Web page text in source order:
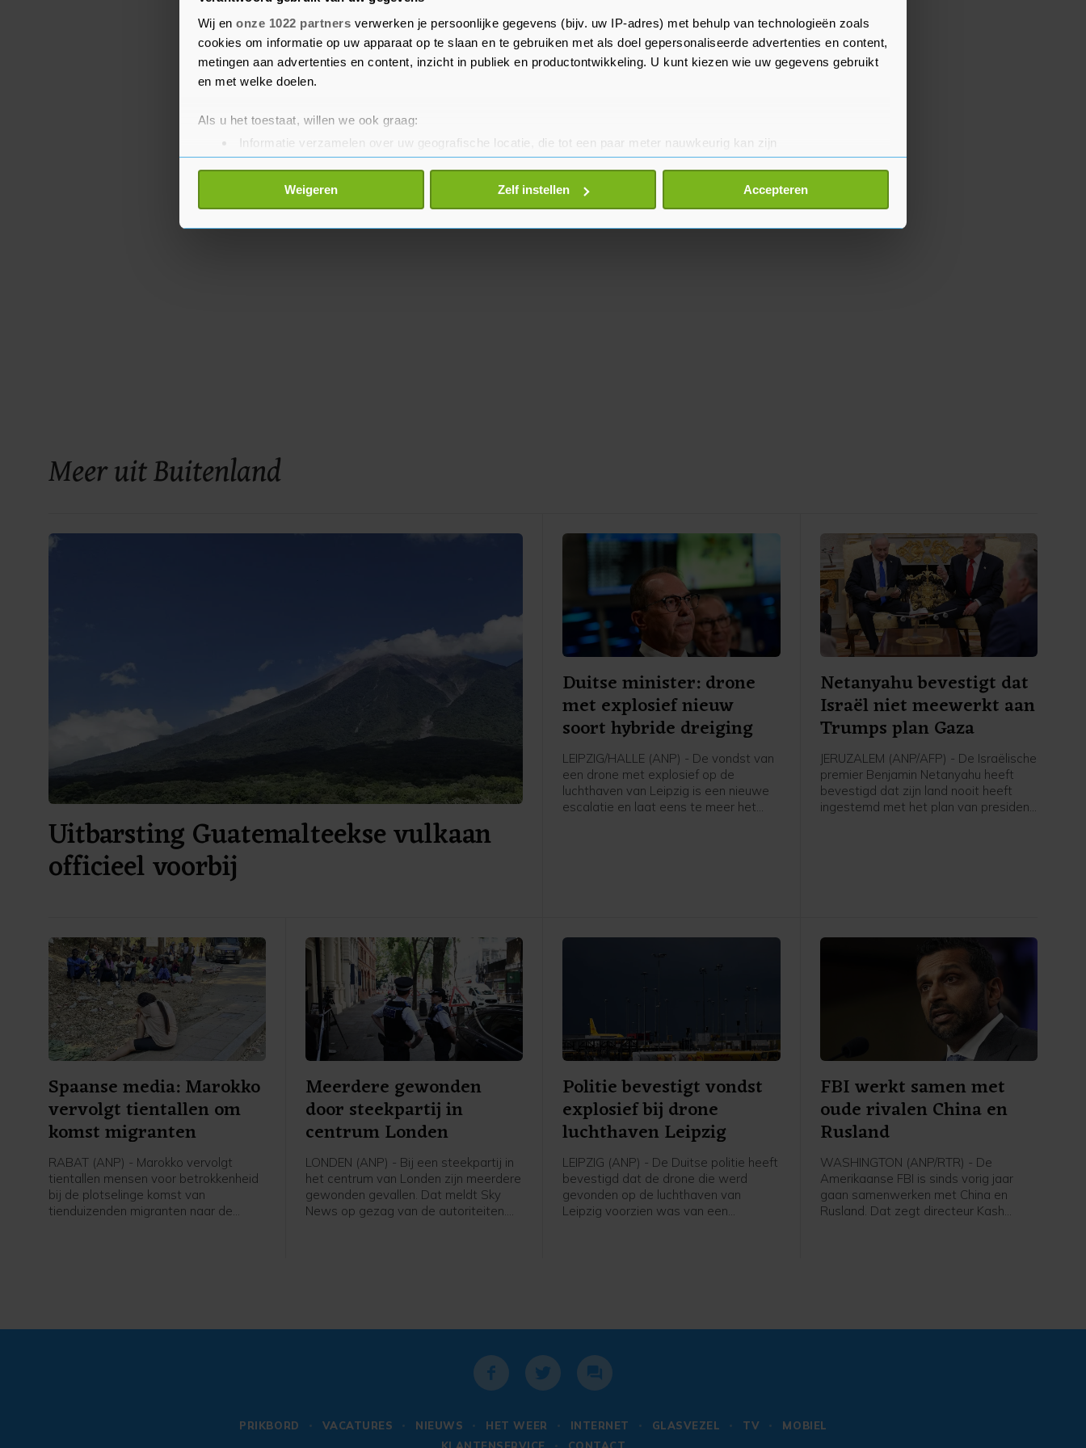
Wij en onze 1022 partners verwerken je persoonlijke gegevens (bijv. uw IP-adres) met behulp van technologieën zoals
cookies om informatie op uw apparaat op te slaan en te gebruiken met als doel gepersonaliseerde advertenties en content,
metingen aan advertenties en content, inzicht in publiek en productontwikkeling. U kunt kiezen wie uw gegevens gebruikt
en met welke doelen.
Als u het toestaat, willen we ook graag:
Informatie verzamelen over uw geografische locatie, die tot een paar meter nauwkeurig kan zijn
Uw apparaat identificeren door het actief te scannen op specifieke eigenschappen (fingerprinting)
Lees meer over hoe uw persoonlijke gegevens worden verwerkt en stel uw voorkeuren in het
detailgedeelte
toestemming op elk moment wijzigen of intrekken in de Cookieverklaring.
Weigeren Zelf instellen Accepteren
over de "veiligheidsmaatregelen voor individuen", maar
zei wel dat de overheid er alles aan doet
cyberbedreigingen voor ministers te voorkomen.
Meer uit Buitenland
Uitbarsting Guatemalteekse vulkaan
officieel voorbij
Duitse minister: drone
met explosief nieuw
soort hybride dreiging
LEIPZIG/HALLE (ANP) - De vondst van
een drone met explosief op de
luchthaven van Leipzig is een nieuwe
escalatie en laat eens te meer het
Netanyahu bevestigt dat
Israël niet meewerkt aan
Trumps plan Gaza
JERUZALEM (ANP/AFP) - De Israëlische
premier Benjamin Netanyahu heeft
bevestigd dat zijn land nooit heeft
ingestemd met het plan van president
de uitvoering en dat Hamas gaat
Spaanse media: Marokko
vervolgt tientallen om
komst migranten
RABAT (ANP) - Marokko vervolgt
tientallen mensen voor betrokkenheid
bij de plotselinge komst van
tienduizenden migranten naar de
Meerdere gewonden
door steekpartij in
centrum Londen
LONDEN (ANP) - Bij een steekpartij in
het centrum van Londen zijn meerdere
gewonden gevallen. Dat meldt Sky
News op gezag van de autoriteiten.
Politie bevestigt vondst
explosief bij drone
luchthaven Leipzig
LEIPZIG (ANP) - De Duitse politie heeft
bevestigd dat de drone die werd
gevonden op de luchthaven van
Leipzig voorzien was van een
FBI werkt samen met
oude rivalen China en
Rusland
WASHINGTON (ANP/RTR) - De
Amerikaanse FBI is sinds vorig jaar
gaan samenwerken met China en
Rusland. Dat zegt directeur Kash
PRIKBORD VACATURES NIEUWS HET WEER INTERNET GLASVEZEL TV
MOBIEL